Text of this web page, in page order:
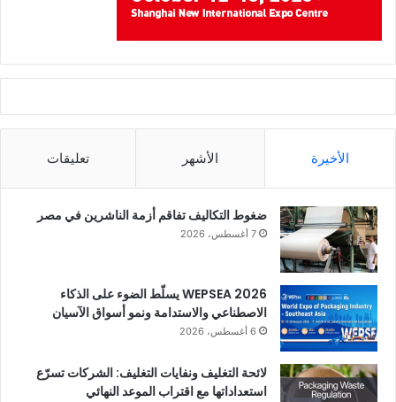
الأخيرة الأشهر تعليقات
ضغوط التكاليف تفاقم أزمة الناشرين في مصر
7 أغسطس، 2026
WEPSEA 2026 يسلّط الضوء على الذكاء
الاصطناعي والاستدامة ونمو أسواق الآسيان
6 أغسطس، 2026
لائحة التغليف ونفايات التغليف: الشركات تسرّع
استعداداتها مع اقتراب الموعد النهائي